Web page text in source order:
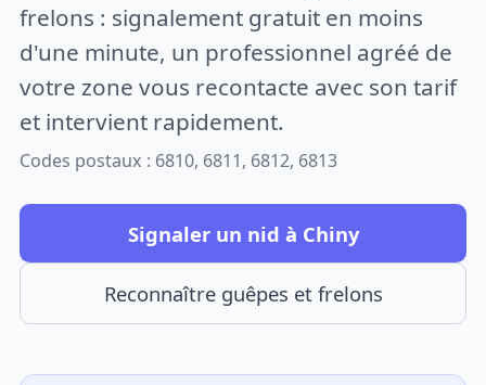
frelons : signalement gratuit en moins
d'une minute, un professionnel agréé de
votre zone vous recontacte avec son tarif
et intervient rapidement.
Codes postaux : 6810, 6811, 6812, 6813
Signaler un nid à Chiny
Reconnaître guêpes et frelons